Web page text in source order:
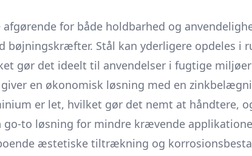
for både holdbarhed og
bøjningskræfter. Stål kan yderligere opdeles i
gør det ideelt til anvendelser i fugtige
en økonomisk løsning med en
er let, hvilket gør det nemt at håndtere,
to løsning for mindre krævende
æstetiske tiltrækning og